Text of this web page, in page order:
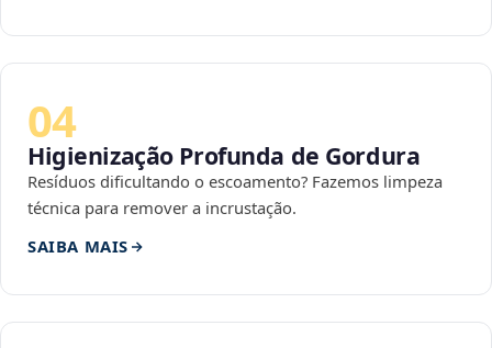
04
Higienização Profunda de Gordura
Resíduos dificultando o escoamento? Fazemos limpeza
técnica para remover a incrustação.
SAIBA MAIS